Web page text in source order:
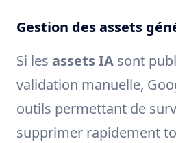
Gestion des assets
Si les assets IA sont
validation manuelle,
outils permettant de
supprimer rapidement